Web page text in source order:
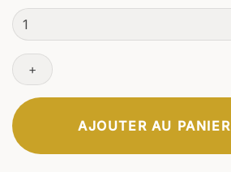
quantité
de
Imperius
Stylo
bille
AJOUTER AU PANIER